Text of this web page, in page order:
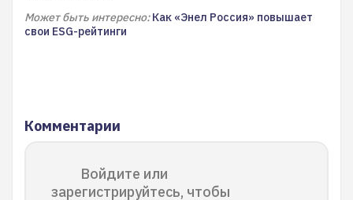
Может быть интересно: Как «Энел Россия» повышает
свои ESG-рейтинги
Комментарии
Войдите или
зарегистрируйтесь, чтобы